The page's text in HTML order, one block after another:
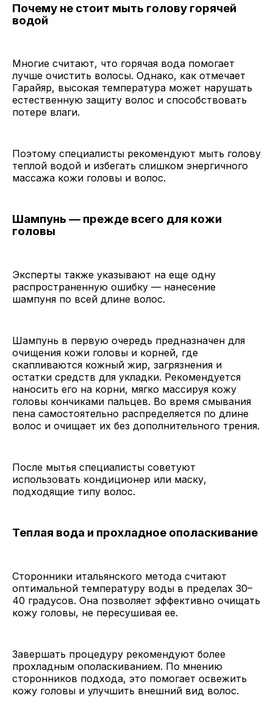
Почему не стоит мыть голову горячей
водой
Многие считают, что горячая вода помогает
лучше очистить волосы. Однако, как отмечает
Гарайяр, высокая температура может нарушать
естественную защиту волос и способствовать
потере влаги.
Поэтому специалисты рекомендуют мыть голову
теплой водой и избегать слишком энергичного
массажа кожи головы и волос.
Шампунь — прежде всего для кожи
головы
Эксперты также указывают на еще одну
распространенную ошибку — нанесение
шампуня по всей длине волос.
Шампунь в первую очередь предназначен для
очищения кожи головы и корней, где
скапливаются кожный жир, загрязнения и
остатки средств для укладки. Рекомендуется
наносить его на корни, мягко массируя кожу
головы кончиками пальцев. Во время смывания
пена самостоятельно распределяется по длине
волос и очищает их без дополнительного трения.
После мытья специалисты советуют
использовать кондиционер или маску,
подходящие типу волос.
Теплая вода и прохладное ополаскивание
Сторонники итальянского метода считают
оптимальной температуру воды в пределах 30–
40 градусов. Она позволяет эффективно очищать
кожу головы, не пересушивая ее.
Завершать процедуру рекомендуют более
прохладным ополаскиванием. По мнению
сторонников подхода, это помогает освежить
кожу головы и улучшить внешний вид волос.